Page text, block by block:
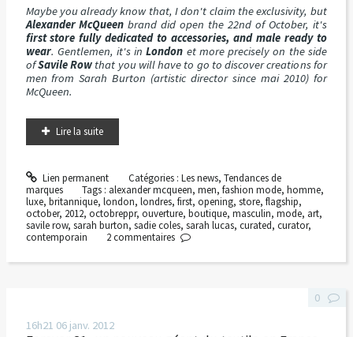
Maybe you already know that, I don't claim the exclusivity, but
Alexander McQueen brand did open the 22nd of October, it's
first store fully dedicated to accessories, and male ready to
wear. Gentlemen, it's inLondon et more precisely on the side
ofSavile Row that you will have to go to discover creations for
men from Sarah Burton (artistic director since mai 2010) for
McQueen.
Lire la suite
Lien permanent Catégories : Les news, Tendances de
marques
Tags : alexander mcqueen,men,fashion mode,homme,
luxe, britannique, london, londres, first, opening, store, flagship,
october, 2012, octobreppr, ouverture, boutique, masculin, mode, art,
savile row, sarah burton, sadie coles, sarah lucas, curated, curator,
contemporain
2commentaires
16h21 06 janv. 2012
0